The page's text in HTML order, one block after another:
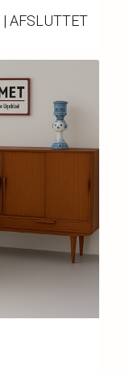
| AFSLUTTET